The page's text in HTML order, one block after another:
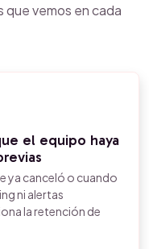
que vemos en cada
el equipo haya
ya canceló o cuando
ni alertas
la retención de